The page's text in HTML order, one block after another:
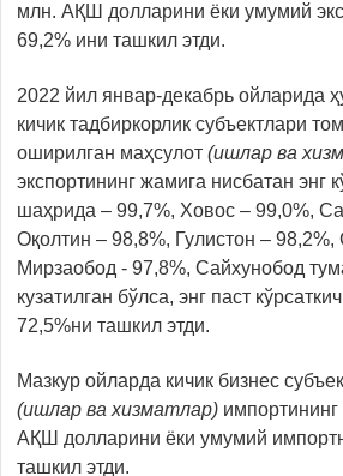
млн. AҚШ долларини ёки умумий
69,2% ини ташкил этди.
2022 йил январ-декабрь ойларида
кичик тадбиркорлик субъектлари
оширилган маҳсулот (ишлар ва
экспортининг жамига нисбатан энг
шаҳрида – 99,7%, Ховос – 99,0%,
Оқолтин – 98,8%, Гулистон –
Мирзаобод - 97,8%, Сайхунобод
кузатилган бўлса, энг паст
72,5%ни ташкил этди.
Мазкур ойларда кичик бизнес
(ишлар ва хизматлар)
AҚШ долларини ёки умумий
ташкил этди.